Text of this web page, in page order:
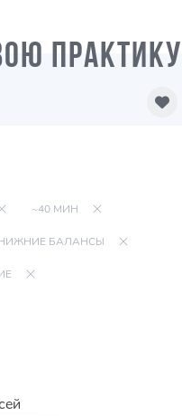
ПРАКТИКУ
~40 МИН
БАЛАНСЫ